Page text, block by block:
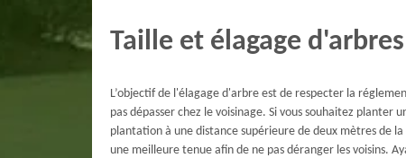
Taille et élagage d'arbres
L’objectif de l'élagage d'arbre est de respecter la
pas dépasser chez le voisinage. Si vous souhaitez planter
plantation à une distance supérieure de deux mètres de
une meilleure tenue afin de ne pas déranger les voisins.